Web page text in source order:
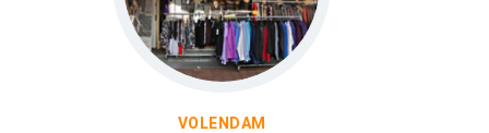
KOOG AAN DE ZAAN